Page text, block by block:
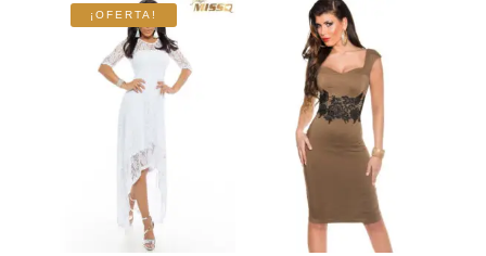
¡OFERTA!